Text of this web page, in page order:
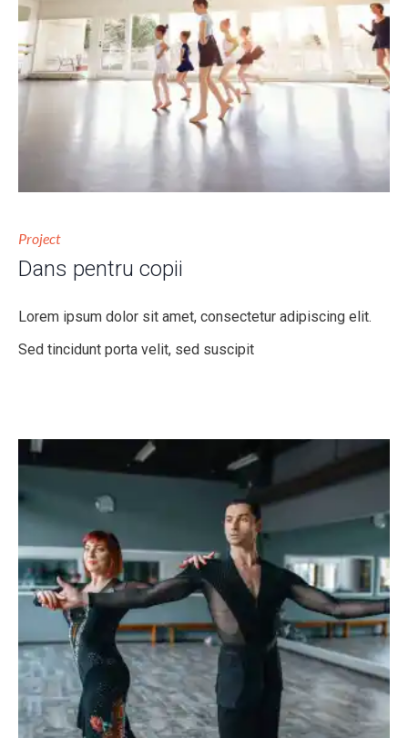
Project
Dans pentru copii
Lorem ipsum dolor sit amet, consectetur adipiscing elit.
Sed tincidunt porta velit, sed suscipit